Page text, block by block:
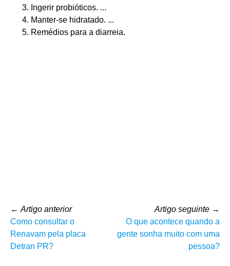
Ingerir probióticos. ...
Manter-se hidratado. ...
Remédios para a diarreia.
← Artigo anterior
Como consultar o
Renavam pela placa
Detran PR?
Artigo seguinte →
O que acontece quando a
gente sonha muito com uma
pessoa?